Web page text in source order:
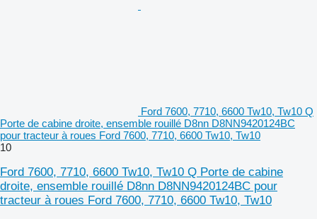
Ford 7600, 7710, 6600 Tw10, Tw10 Q
Porte de cabine droite, ensemble rouillé D8nn D8NN9420124BC
pour tracteur à roues Ford 7600, 7710, 6600 Tw10, Tw10
10
Ford 7600, 7710, 6600 Tw10, Tw10 Q Porte de cabine
droite, ensemble rouillé D8nn D8NN9420124BC pour
tracteur à roues Ford 7600, 7710, 6600 Tw10, Tw10